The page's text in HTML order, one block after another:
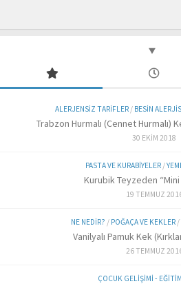
ALERJENSIZ TARIFLER/ BESIN
Trabzon Hurmalı (Cennet Hurmalı)
30 EKIM 2018
PASTA VE KURABIYELER/
Kurubik Teyzeden “Mini
19 TEMMUZ
NE NEDIR? / POĞAÇA VE KEKLER/
Vanilyalı Pamuk Kek
26 TEMMUZ
ÇOCUK GELIŞIMI - EĞITIM